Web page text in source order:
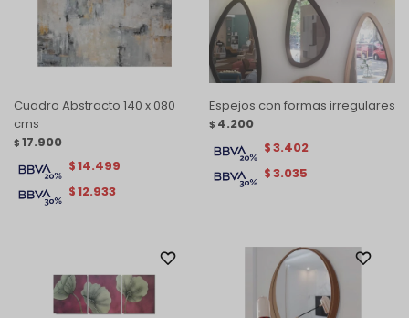
Cuadro Abstracto 140 x 080
cms
$ 17.900
$12.933
$14.499
Espejos con formas irregulares
$ 4.200
$3.035
$3.402